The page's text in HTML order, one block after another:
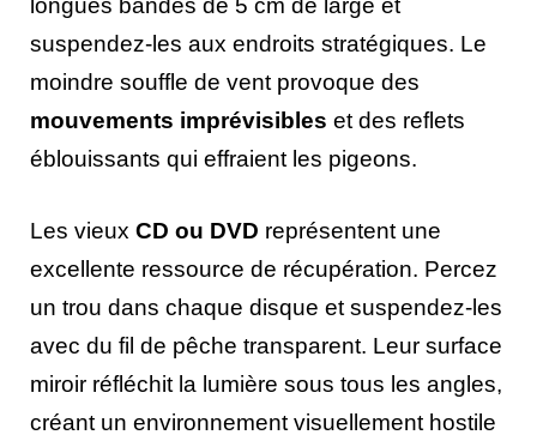
longues bandes de 5 cm de large et
suspendez-les aux endroits stratégiques. Le
moindre souffle de vent provoque des
mouvements imprévisibles et des reflets
éblouissants qui effraient les pigeons.
Les vieux CD ou DVD représentent une
excellente ressource de récupération. Percez
un trou dans chaque disque et suspendez-les
avec du fil de pêche transparent. Leur surface
miroir réfléchit la lumière sous tous les angles,
créant un environnement visuellement hostile